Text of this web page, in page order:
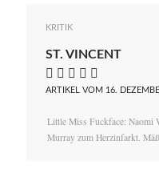
KRITIK
ST. VINCENT
    
ARTIKEL VOM 16.
Little Miss Fuckface: Naomi
Murray zum Herzinfarkt.